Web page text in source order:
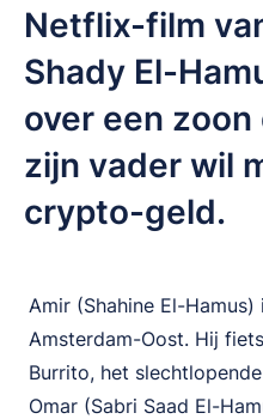
Netflix-film
Shady El-
over een
zijn vader wil
crypto-geld.
Amir (Shahine El-
Amsterdam-Oost. Hij
Burrito, het
Omar (Sabri Saad El-